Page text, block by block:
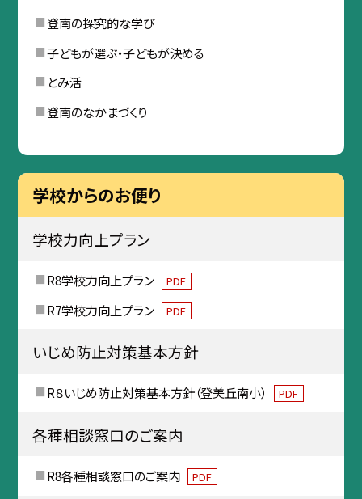
登南の探究的な学び
子どもが選ぶ・子どもが決める
とみ活
登南のなかまづくり
学校からのお便り
学校力向上プラン
R8学校力向上プラン PDF
R7学校力向上プラン PDF
いじめ防止対策基本方針
R８いじめ防止対策基本方針（登美丘南小） PDF
各種相談窓口のご案内
R8各種相談窓口のご案内 PDF